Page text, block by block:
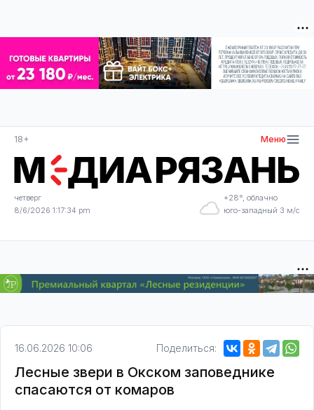
18+ Меню
четверг
8/6/2026 1:17:35 pm
+28°, облачно
юго-западный 3 м/с
16.06.2026 10:06 Поделиться:
Лесные звери в Окском заповеднике
спасаются от комаров